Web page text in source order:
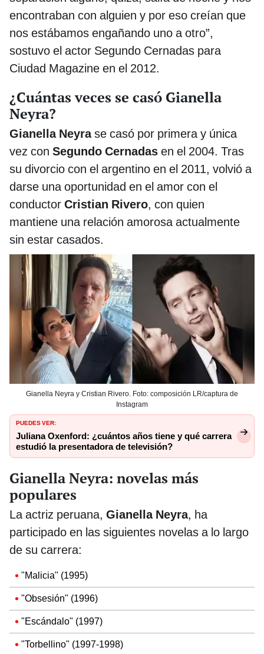
encontraban con alguien y por eso creían que
nos estábamos engañando uno a otro”,
sostuvo el actor Segundo Cernadas para
Ciudad Magazine en el 2012.
¿Cuántas veces se casó Gianella
Neyra?
Gianella Neyrase casó por primera y única
vez con Segundo Cernadas en el 2004. Tras
su divorcio con el argentino en el 2011, volvió a
darse una oportunidad en el amor con el
conductor Cristian Rivero, con quien
mantiene una relación amorosa actualmente
sin estar casados.
Gianella Neyra y Cristian Rivero. Foto: composición LR/captura de
Instagram
PUEDES VER:
Juliana Oxenford: ¿cuántos años tiene y qué carrera
estudió la presentadora de televisión?
Gianella Neyra: novelas más
populares
La actriz peruana, Gianella Neyra, ha
participado en las siguientes novelas a lo largo
de su carrera:
"Malicia" (1995)
"Obsesión" (1996)
"Escándalo" (1997)
"Torbellino" (1997-1998)